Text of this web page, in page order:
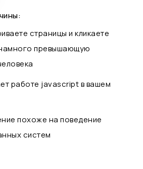
страницы и кликаете
превышающую
работе javascript в вашем
похоже на поведение
систем